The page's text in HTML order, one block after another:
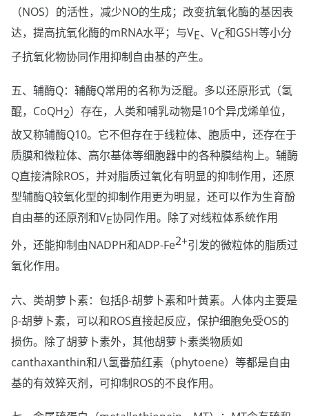
（NOS）的活性，减少NO的生成；改变抗氧化酶的基因表
达，提高抗氧化酶的mRNA水平；与VE、VC和GSH等小分
子抗氧化物协同作用抑制自由基的产生。
五、辅酶Q：辅酶Q常用的名称为泛醌。多以还原形式（氢
醌，CoQH2）存在，人类和哺乳动物是10个异戊烯单位，
故又称辅酶Q10。它不但存在于线粒体、胞质中，还存在于
质膜和微粒体、高尔基体等细胞器中的各种膜结构上。辅酶
Q直接清除ROS，并对脂质过氧化有明显的抑制作用，还原
型辅酶Q较氧化型的抑制作用更为明显，还可以作为生育酚
自由基的还原剂和VE协同作用。除了对线粒体系统作用
外，还能抑制由NADPH和ADP-Fe2+引发的微粒体的脂质过
氧化作用。
六、类胡萝卜素：包括β-胡萝卜素和叶黄素。人体内主要是
β-胡萝卜素，可以和ROS直接起反应，保护细胞免受OS的
损伤。除了胡萝卜素外，其他胡萝卜素类物质如
canthaxanthin和八氢番茄红素（phytoene）等都是自由
基的有效猝灭剂，可抑制ROS的不良作用。